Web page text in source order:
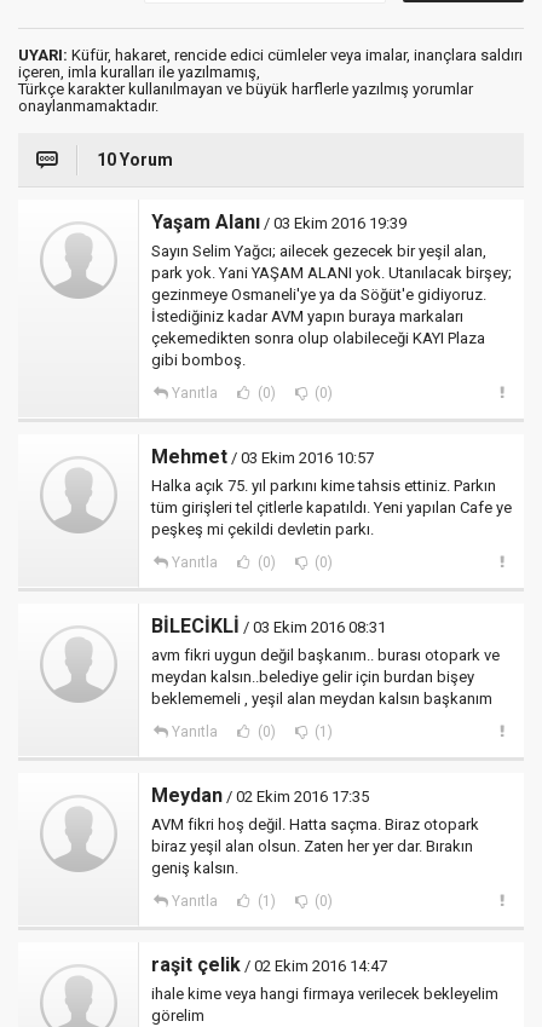
UYARI: Küfür, hakaret, rencide edici cümleler veya imalar, inançlara saldırı
içeren, imla kuralları ile yazılmamış,
Türkçe karakter kullanılmayan ve büyük harflerle yazılmış yorumlar
onaylanmamaktadır.
10 Yorum
Yaşam Alanı / 03 Ekim 2016 19:39
Sayın Selim Yağcı; ailecek gezecek bir yeşil alan,
park yok. Yani YAŞAM ALANI yok. Utanılacak birşey;
gezinmeye Osmaneli'ye ya da Söğüt'e gidiyoruz.
İstediğiniz kadar AVM yapın buraya markaları
çekemedikten sonra olup olabileceği KAYI Plaza
gibi bomboş.
Yanıtla (0) (0)
Mehmet / 03 Ekim 2016 10:57
Halka açık 75. yıl parkını kime tahsis ettiniz. Parkın
tüm girişleri tel çitlerle kapatıldı. Yeni yapılan Cafe ye
peşkeş mi çekildi devletin parkı.
Yanıtla (0) (0)
BİLECİKLİ / 03 Ekim 2016 08:31
avm fikri uygun değil başkanım.. burası otopark ve
meydan kalsın..belediye gelir için burdan bişey
beklememeli , yeşil alan meydan kalsın başkanım
Yanıtla (0) (1)
Meydan / 02 Ekim 2016 17:35
AVM fikri hoş değil. Hatta saçma. Biraz otopark
biraz yeşil alan olsun. Zaten her yer dar. Bırakın
geniş kalsın.
Yanıtla (1) (0)
raşit çelik / 02 Ekim 2016 14:47
ihale kime veya hangi firmaya verilecek bekleyelim
görelim